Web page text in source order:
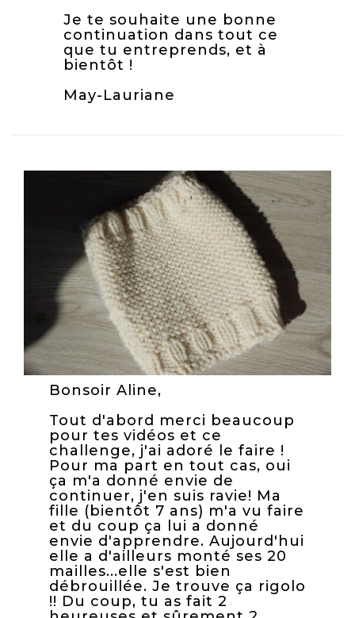
Je te souhaite une bonne
continuation dans tout ce
que tu entreprends, et à
bientôt !
May-Lauriane
Bonsoir Aline,
Tout d'abord merci beaucoup
pour tes vidéos et ce
challenge, j'ai adoré le faire !
Pour ma part en tout cas, oui
ça m'a donné envie de
continuer, j'en suis ravie! Ma
fille (bientôt 7 ans) m'a vu faire
et du coup ça lui a donné
envie d'apprendre. Aujourd'hui
elle a d'ailleurs monté ses 20
mailles...elle s'est bien
débrouillée. Je trouve ça rigolo
!! Du coup, tu as fait 2